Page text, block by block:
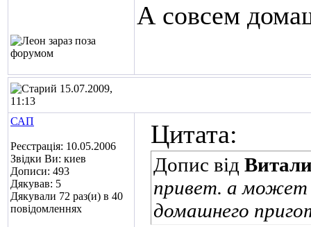
А совсем
15.07.2009,
11:13
САП
Реєстрація: 10.05.2006
Звідки Ви: киев
Дописи: 493
Дякував: 5
Дякували 72 раз(и) в 40
повідомленнях
Цитата:
Допис від
привет. а может
домашнего